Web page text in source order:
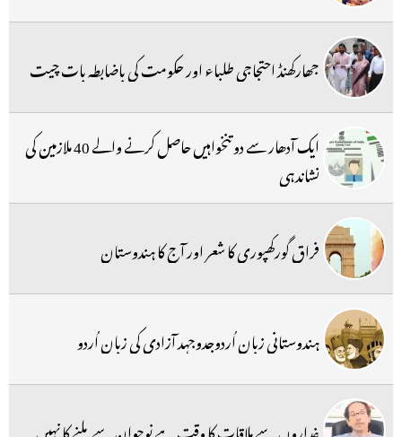
جھارکھنڈ احتجاجی طلباء اور حکومت کی باضابطہ بات چیت
ایک آدھار سے دو تنخواہیں حاصل کرنے والے 40 ملازمین کی
نشاندہی
فراق گورکھپوری کا شعر اور آج کا ہندوستان
ہندوستانی زبان اُردوجدوجہد آزادی کی زبان اُردو